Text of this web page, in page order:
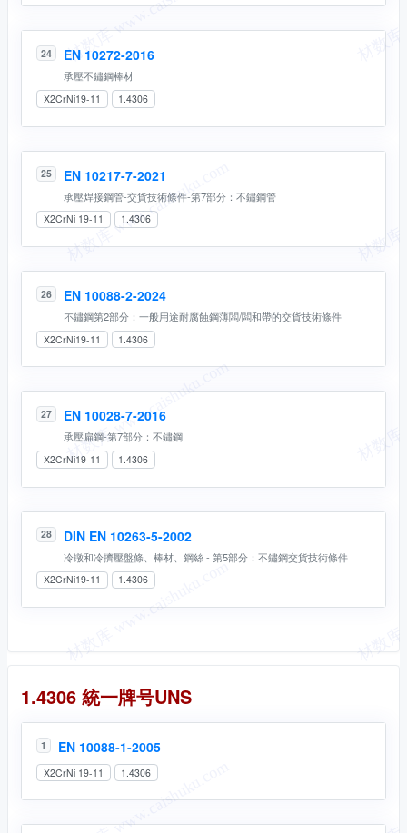
24 EN 10272-2016
承壓不鏽鋼棒材
X2CrNi19-11 1.4306
25 EN 10217-7-2021
承壓焊接鋼管-交貨技術條件-第7部分：不鏽鋼管
X2CrNi 19-11 1.4306
26 EN 10088-2-2024
不鏽鋼第2部分：一般⽤途耐腐蝕鋼薄闆/闆和帶的交貨技術條件
X2CrNi19-11 1.4306
27 EN 10028-7-2016
承壓扁鋼-第7部分：不鏽鋼
X2CrNi19-11 1.4306
28 DIN EN 10263-5-2002
冷镦和冷擠壓盤條、棒材、鋼絲 - 第5部分：不鏽鋼交貨技術條件
X2CrNi19-11 1.4306
統一牌号
1.4306 統一牌号UNS
1 EN 10088-1-2005
X2CrNi 19-11 1.4306